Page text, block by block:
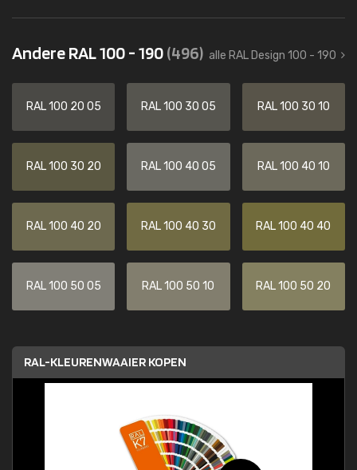
Andere RAL 100 - 190(496) alle RAL Design 100 - 190
RAL 100 20 05 RAL 100 30 05 RAL 100 30 10
RAL 100 30 20 RAL 100 40 05 RAL 100 40 10
RAL 100 40 20 RAL 100 40 30 RAL 100 40 40
RAL 100 50 05 RAL 100 50 10 RAL 100 50 20
RAL-KLEURENWAAIER KOPEN